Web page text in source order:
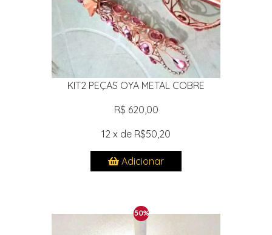
KIT2 PEÇAS OYA METAL COBRE
R$ 620,00
12 x de R$50,20
Adicionar
50%